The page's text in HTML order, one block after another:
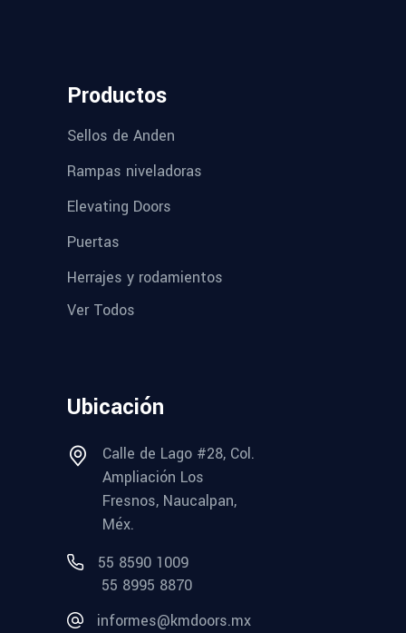
Productos
Sellos de Anden
Rampas niveladoras
Elevating Doors
Puertas
Herrajes y rodamientos
Ver Todos
Ubicación
Calle de Lago #28, Col.
Ampliación Los
Fresnos, Naucalpan,
Méx.
55 8590 1009
55 8995 8870
informes@kmdoors.mx